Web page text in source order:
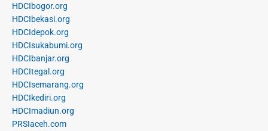
HDCIbogor.org
HDCIbekasi.org
HDCIdepok.org
HDCIsukabumi.org
HDCIbanjar.org
HDCItegal.org
HDCIsemarang.org
HDCIkediri.org
HDCImadiun.org
PRSIaceh.com